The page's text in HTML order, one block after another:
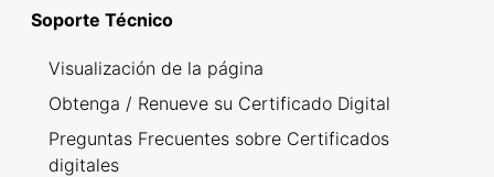
Soporte Técnico
Visualización de la página
Obtenga / Renueve su Certificado Digital
Preguntas Frecuentes sobre Certificados
digitales